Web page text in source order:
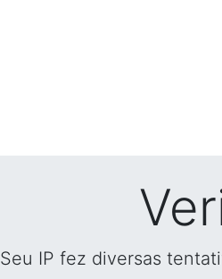
Seu IP fez diversas